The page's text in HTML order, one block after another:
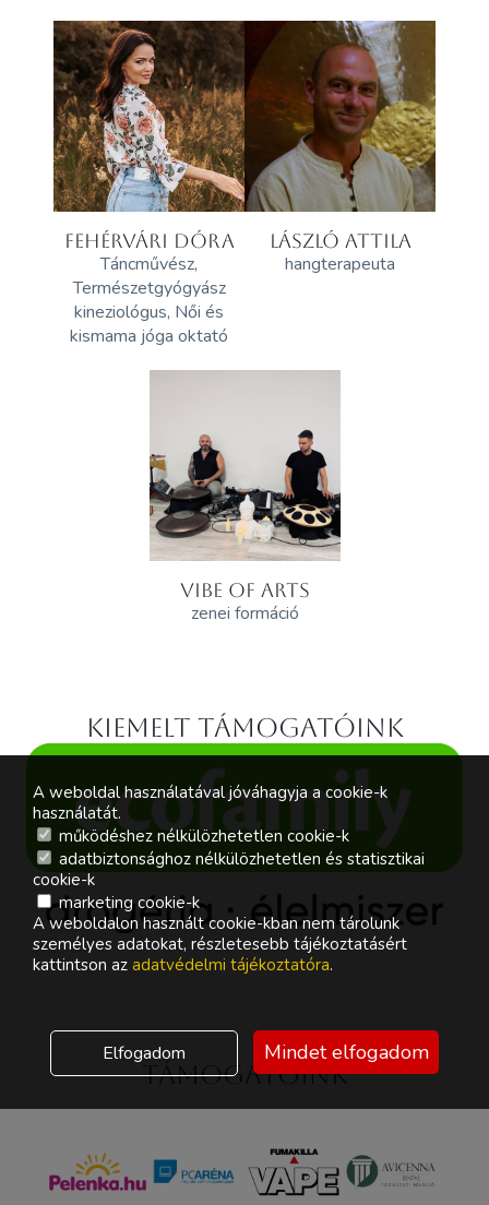
FEHÉRVÁRI DÓRA
Táncművész,
Természetgyógyász
kineziológus, Női és
kismama jóga oktató
LÁSZLÓ ATTILA
hangterapeuta
VIBE OF ARTS
zenei formáció
Kiemelt támogatóink
Támogatóink
A weboldal használatával jóváhagyja a cookie-k
használatát.
működéshez nélkülözhetetlen cookie-k
adatbiztonsághoz nélkülözhetetlen és statisztikai
cookie-k
marketing cookie-k
A weboldalon használt cookie-kban nem tárolunk
személyes adatokat, részletesebb tájékoztatásért
kattintson az adatvédelmi tájékoztatóra.
Elfogadom Mindet elfogadom